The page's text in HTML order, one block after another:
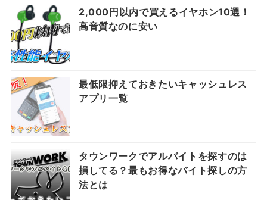
2,000円以内で買えるイヤホン10選！
高音質なのに安い
最低限抑えておきたいキャッシュレス
アプリ一覧
タウンワークでアルバイトを探すのは
損してる？最もお得なバイト探しの方
法とは